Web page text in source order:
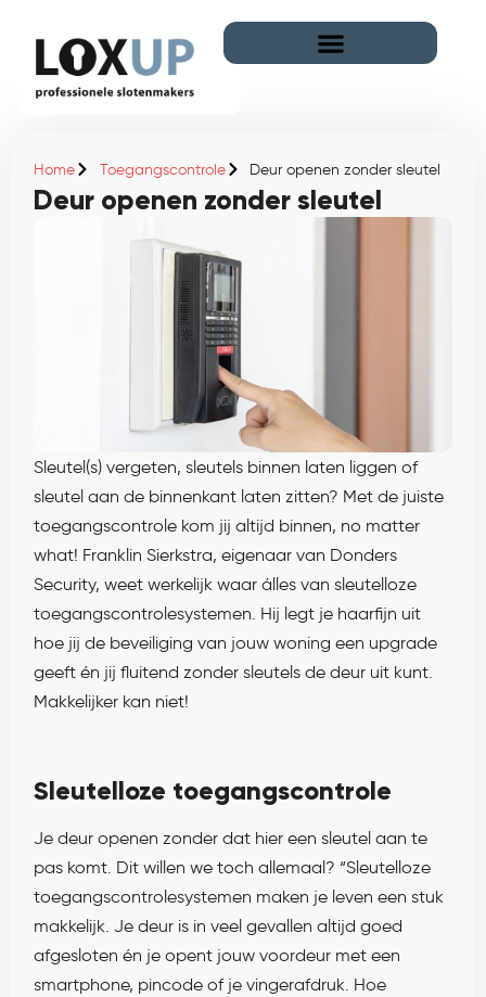
Home Toegangscontrole Deur openen zonder sleutel
Deur openen zonder sleutel
Sleutel(s) vergeten, sleutels binnen laten liggen of
sleutel aan de binnenkant laten zitten? Met de juiste
toegangscontrole kom jij altijd binnen, no matter
what! Franklin Sierkstra, eigenaar van Donders
Security, weet werkelijk waar álles van sleutelloze
toegangscontrolesystemen. Hij legt je haarfijn uit
hoe jij de beveiliging van jouw woning een upgrade
geeft én jij fluitend zonder sleutels de deur uit kunt.
Makkelijker kan niet!
Sleutelloze toegangscontrole
Je deur openen zonder dat hier een sleutel aan te
pas komt. Dit willen we toch allemaal? “Sleutelloze
toegangscontrolesystemen maken je leven een stuk
makkelijk. Je deur is in veel gevallen altijd goed
afgesloten én je opent jouw voordeur met een
smartphone, pincode of je vingerafdruk. Hoe